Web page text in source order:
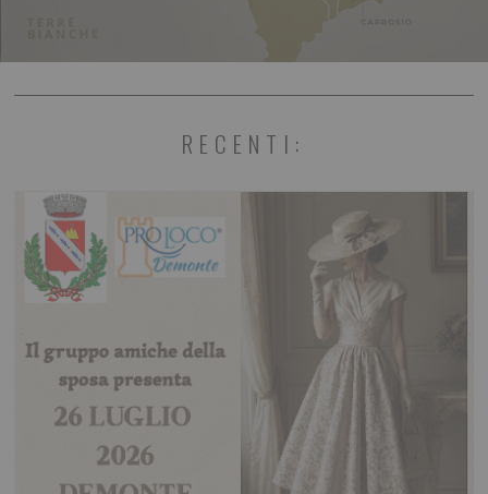
RECENTI: